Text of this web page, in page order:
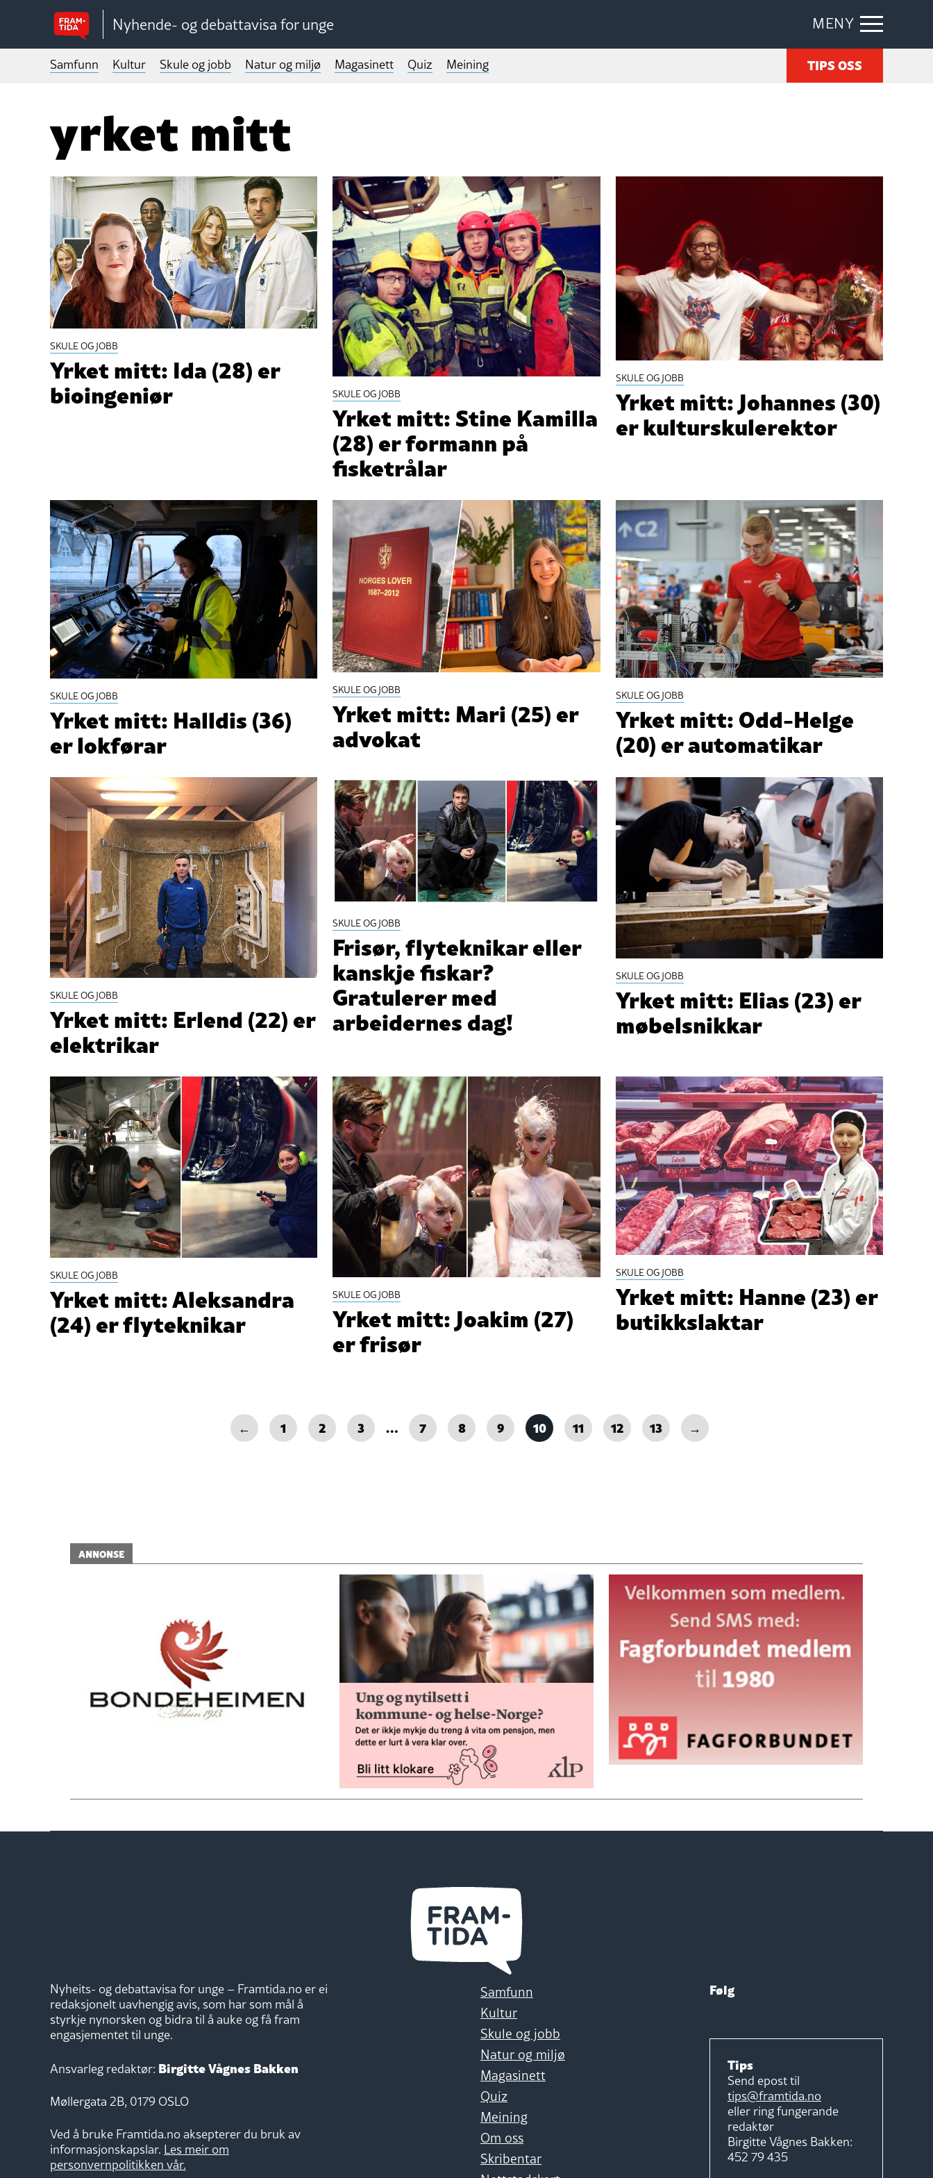
Nyhende- og debattavisa for unge MENY
Samfunn Kultur Skule og jobb Natur og miljø Magasinett Quiz Meining TIPS OSS
yrket mitt
SKULE OG JOBB
Yrket mitt: Ida (28) er
bioingeniør SKULE OG JOBB
Yrket mitt: Stine Kamilla
(28) er formann på
fisketrålar
SKULE OG JOBB
Yrket mitt: Johannes (30)
er kulturskulerektor
SKULE OG JOBB
Yrket mitt: Halldis (36)
er lokførar
SKULE OG JOBB
Yrket mitt: Mari (25) er
advokat
SKULE OG JOBB
Yrket mitt: Odd-Helge
(20) er automatikar
SKULE OG JOBB
Yrket mitt: Erlend (22) er
elektrikar
SKULE OG JOBB
Frisør, flyteknikar eller
kanskje fiskar?
Gratulerer med
arbeidernes dag!
SKULE OG JOBB
Yrket mitt: Elias (23) er
møbelsnikkar
SKULE OG JOBB
Yrket mitt: Aleksandra
(24) er flyteknikar
SKULE OG JOBB
Yrket mitt: Joakim (27)
er frisør
SKULE OG JOBB
Yrket mitt: Hanne (23) er
butikkslaktar
← 1 2 3 … 7 8 9 10 11 12 13 →
ANNONSE
Nyheits- og debattavisa for unge – Framtida.no er ei
redaksjonelt uavhengig avis, som har som mål å
styrkje nynorsken og bidra til å auke og få fram
engasjementet til unge.
Ansvarleg redaktør: Birgitte Vågnes Bakken
Møllergata 2B, 0179 OSLO
Ved å bruke Framtida.no aksepterer du bruk av
informasjonskapslar. Les meir om
personvernpolitikken vår.
Samfunn
Kultur
Skule og jobb
Natur og miljø
Magasinett
Quiz
Meining
Om oss
Skribentar
Følg
Tips
Send epost til
tips@framtida.no
eller ring fungerande
redaktør
Birgitte Vågnes Bakken:
452 79 435